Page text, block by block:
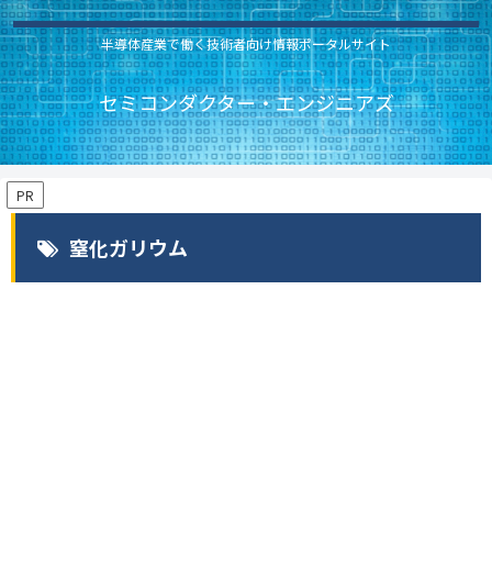
半導体産業で働く技術者向け情報ポータルサイト
セミコンダクター・エンジニアズ
PR
窒化ガリウム